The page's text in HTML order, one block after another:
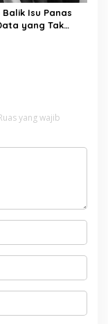
Isu Panas
yang Tak
yang wajib